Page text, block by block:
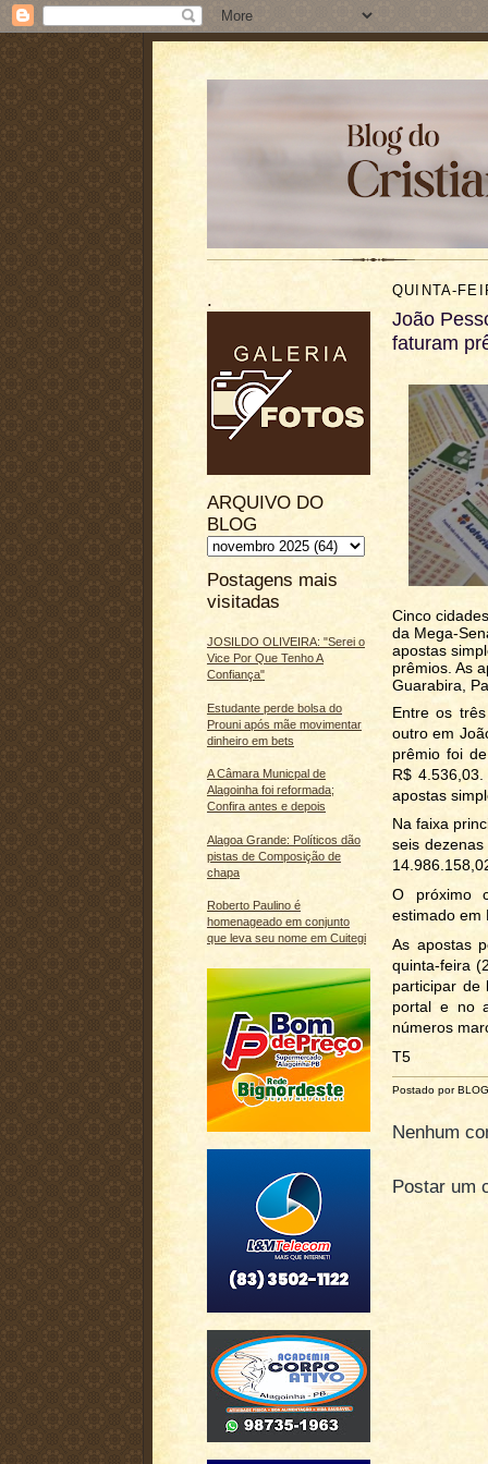
.
ARQUIVO DO
BLOG
Postagens mais
visitadas
JOSILDO OLIVEIRA: "Serei o
Vice Por Que Tenho A
Confiança"
Estudante perde bolsa do
Prouni após mãe movimentar
dinheiro em bets
A Câmara Municpal de
Alagoinha foi reformada;
Confira antes e depois
Alagoa Grande: Políticos dão
pistas de Composição de
chapa
Roberto Paulino é
homenageado em conjunto
que leva seu nome em Cuitegi
QUINTA-
João
faturam
Cinco
da Mega-
apostas
prêmios. As
Guarabira,
Entre os
outro em
prêmio foi
R$
apostas
Na faixa
seis
O próximo
estimado em
As apostas
quinta-feira
participar de
portal e no
números
T5
Postado por
Nenhum
Postar um